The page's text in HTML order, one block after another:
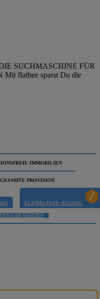
SUCHMASCHINE FÜR
Mit flatbee sparst Du die
IMMOBILIEN
PROVISION
FLATBEE PLUS+ ZUGANG
STARTEN